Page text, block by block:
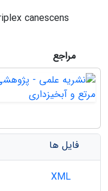
canescens
مراجع
فایل ها